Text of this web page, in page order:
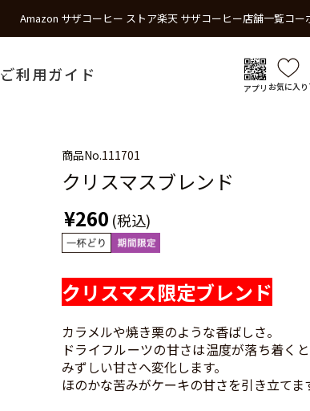
Amazon サザコーヒー ストア楽天 サザコーヒー店舗一覧コー
ご利用ガイド
アプリ お気に入り
商品No.111701
クリスマスブレンド
¥260 (税込)
クリスマス限定ブレンド
カラメルや焼き栗のような香ばしさ。
ドライフルーツの甘さは温度が落ち着く
みずしい甘さへ変化します。
ほのかな苦みがケーキの甘さを引き立てま